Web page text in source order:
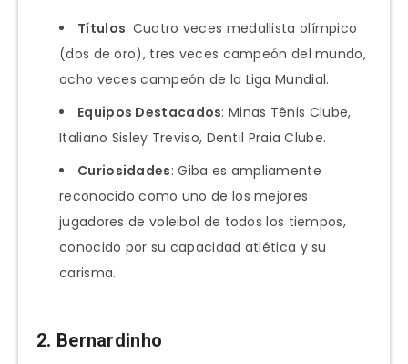
Títulos: Cuatro veces medallista olímpico
(dos de oro), tres veces campeón del mundo,
ocho veces campeón de la Liga Mundial.
Equipos Destacados: Minas Tênis Clube,
Italiano Sisley Treviso, Dentil Praia Clube.
Curiosidades: Giba es ampliamente
reconocido como uno de los mejores
jugadores de voleibol de todos los tiempos,
conocido por su capacidad atlética y su
carisma.
2. Bernardinho